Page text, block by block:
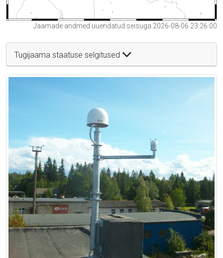
Jaamade andmed uuendatud seisuga 2026-08-06 23:26:00
Tugijaama staatuse selgitused